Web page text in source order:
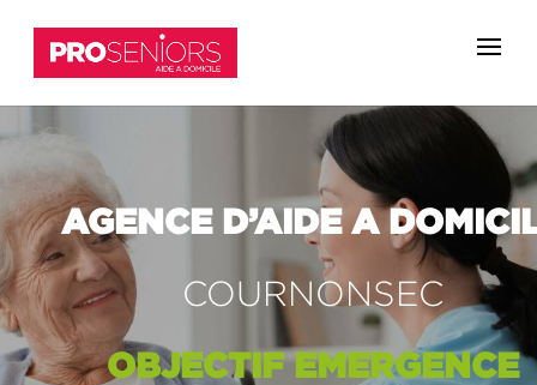
AGENCE D’AIDE A
COURNONSEC
OBJECTIFEMERGENCE